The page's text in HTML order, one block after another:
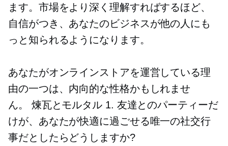
ます。市場をより深く理解すればするほど、
自信がつき、あなたのビジネスが他の人にも
っと知られるようになります。
あなたがオンラインストアを運営している理
由の一つは、内向的な性格かもしれませ
ん。 煉瓦とモルタル 1. 友達とのパーティーだ
けが、あなたが快適に過ごせる唯一の社交行
事だとしたらどうしますか?